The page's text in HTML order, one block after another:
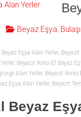
Beyaz Eşya,
Beyaz Eşya Alan Yerler,
, Beyazıt İkinci El Beyaz
Alan Yerler, Beyazıt İkinci
Eşya Alan Yerler, Beyazıt
Beyaz